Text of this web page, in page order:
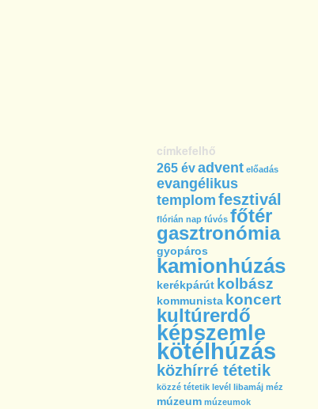
címkefelhő
265 évadvent előadás
evangélikus
templom fesztivál
flórián nap fúvós főtér
gasztronómia
gyopáros
kamionhúzás
kerékpárút kolbász
kommunista koncert
kultúrerdő
képszemle
kötélhúzás
közhírré tétetik
közzé tétetik levél libamáj méz
múzeum múzeumok